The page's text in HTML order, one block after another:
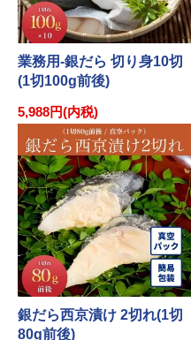
業務用-銀だら 切り身10切
(1切100g前後)
5,988円(内税)
銀だら西京漬け 2切れ(1切
80g前後)